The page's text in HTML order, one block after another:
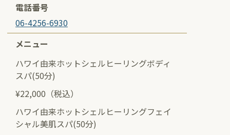
電話番号
06-4256-6930
メニュー
ハワイ由来ホットシェルヒーリングボディ
スパ(50分)
¥22,000（税込）
ハワイ由来ホットシェルヒーリングフェイ
シャル美肌スパ(50分)